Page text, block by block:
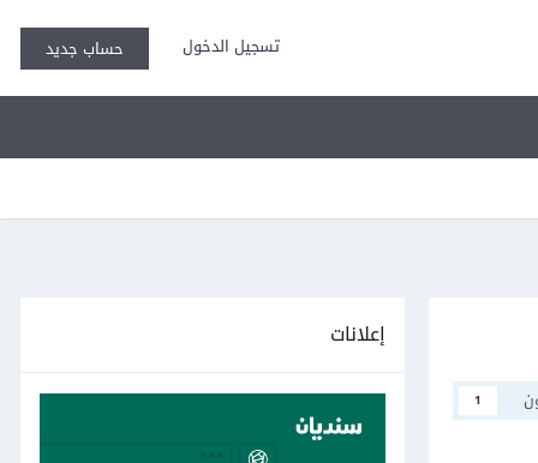
تسجيل الدخول حساب جديد
1
إعلانات